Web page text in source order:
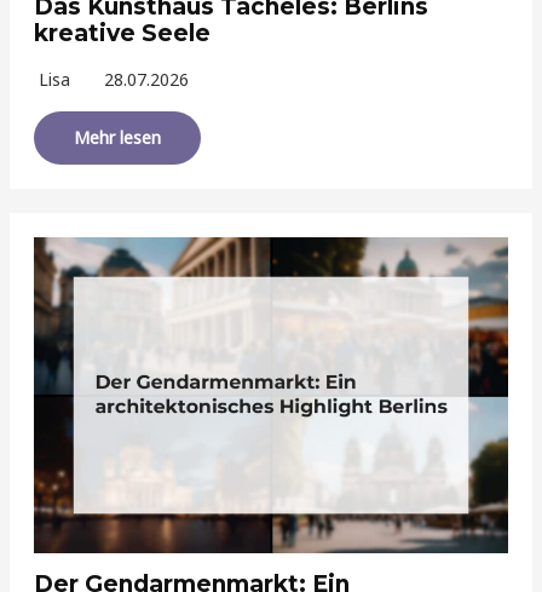
Das Kunsthaus Tacheles: Berlins
kreative Seele
Lisa 28.07.2026
Mehr lesen
Der Gendarmenmarkt: Ein